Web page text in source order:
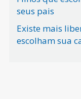
seus pais
Existe mais
escolham sua